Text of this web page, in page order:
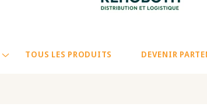
TOUS LES PRODUITS DEVENIR